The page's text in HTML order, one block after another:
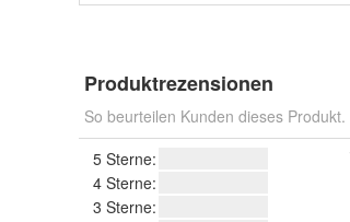
Produktrezensionen
So beurteilen Kunden dieses Produkt.
5 Sterne:
4 Sterne:
3 Sterne: